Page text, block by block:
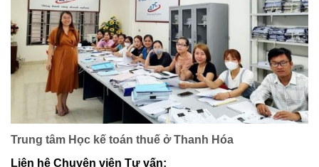
Trung tâm Học kế toán thuế ở Thanh Hóa
Liên hệ Chuyên viên Tư vấn: